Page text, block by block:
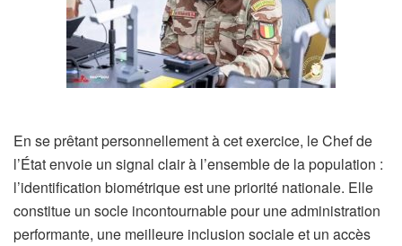
En se prêtant personnellement à cet exercice, le Chef de
l’État envoie un signal clair à l’ensemble de la population :
l’identification biométrique est une priorité nationale. Elle
constitue un socle incontournable pour une administration
performante, une meilleure inclusion sociale et un accès